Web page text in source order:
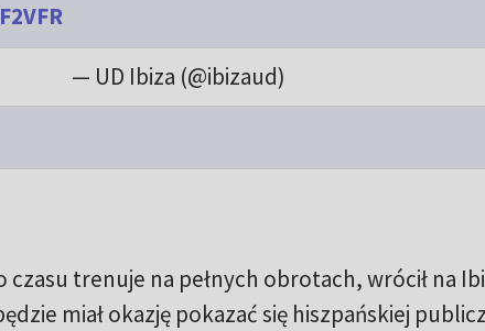
— UD Ibiza (@ibizaud)
trenuje na pełnych obrotach, wrócił na
miał okazję pokazać się hiszpańskiej